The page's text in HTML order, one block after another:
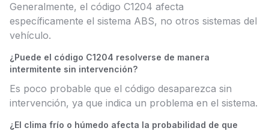
Generalmente, el código C1204 afecta
específicamente el sistema ABS, no otros sistemas del
vehículo.
¿Puede el código C1204 resolverse de manera
intermitente sin intervención?
Es poco probable que el código desaparezca sin
intervención, ya que indica un problema en el sistema.
¿El clima frío o húmedo afecta la probabilidad de que